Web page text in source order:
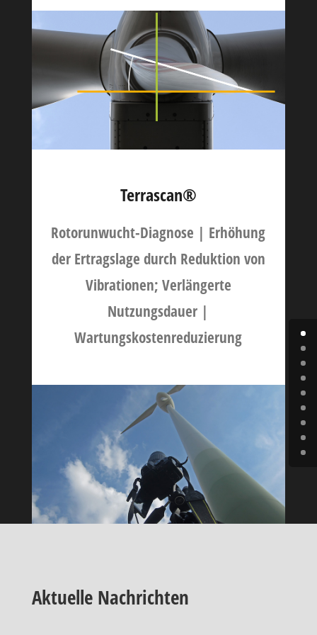
Terrascan®
Rotorunwucht-Diagnose | Erhöhung
der Ertragslage durch Reduktion von
Vibrationen; Verlängerte
Nutzungsdauer |
Wartungskostenreduzierung
Aktuelle Nachrichten